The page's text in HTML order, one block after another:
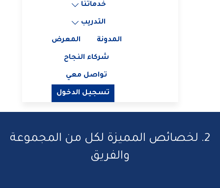
خدماتنا
التدريب
المدونة المعرض
شركاء النجاح
تواصل معي
تسجيل الدخول
2. لخصائص المميزة لكل من المجموعة
والفريق